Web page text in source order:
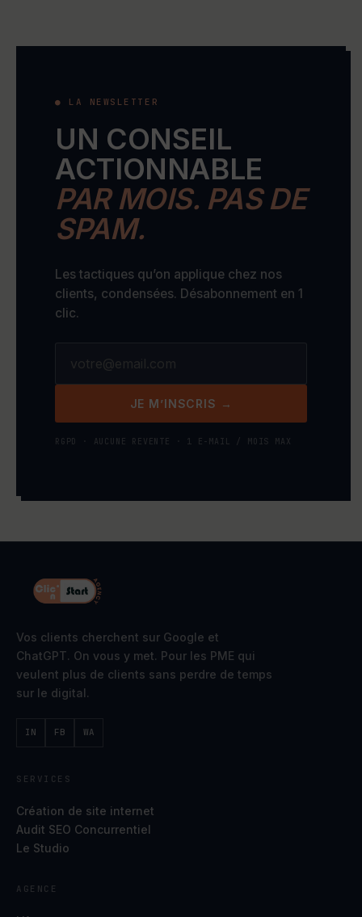
● LA NEWSLETTER
UN CONSEIL
ACTIONNABLE
PAR MOIS. PAS DE
SPAM.
Les tactiques qu’on applique chez nos
clients, condensées. Désabonnement en 1
clic.
JE M’INSCRIS →
RGPD · AUCUNE REVENTE · 1 E-MAIL / MOIS MAX
Vos clients cherchent sur Google et
ChatGPT. On vous y met. Pour les PME qui
veulent plus de clients sans perdre de temps
sur le digital.
IN FB WA
SERVICES
Création de site internet
Audit SEO Concurrentiel
Le Studio
AGENCE